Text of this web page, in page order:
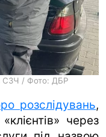
СЗЧ / Фото: ДБР
розслідувань,
через